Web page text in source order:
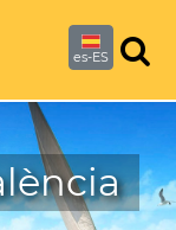
es-ES